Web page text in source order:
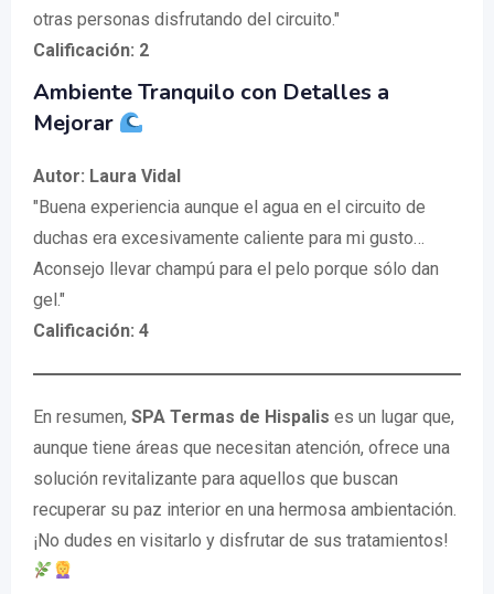
otras personas disfrutando del circuito."
Calificación: 2
Ambiente Tranquilo con Detalles a
Mejorar
Autor: Laura Vidal
"Buena experiencia aunque el agua en el circuito de
duchas era excesivamente caliente para mi gusto…
Aconsejo llevar champú para el pelo porque sólo dan
gel."
Calificación: 4
En resumen, SPA Termas de Hispalis es un lugar que,
aunque tiene áreas que necesitan atención, ofrece una
solución revitalizante para aquellos que buscan
recuperar su paz interior en una hermosa ambientación.
¡No dudes en visitarlo y disfrutar de sus tratamientos!